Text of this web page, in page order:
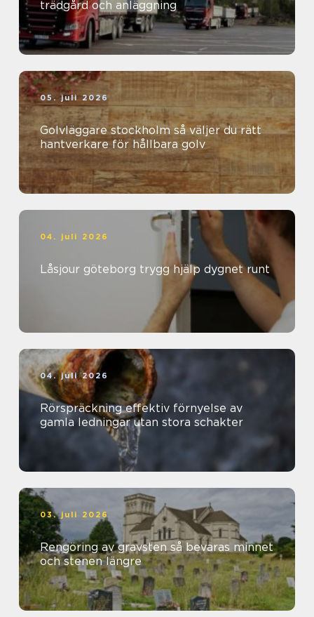
trädgård och anläggning
05. juli 2026
Golvläggare stockholm så väljer du rätt
hantverkare för hållbara golv
04. juli 2026
Låsjour göteborg trygg hjälp dygnet runt
04. juli 2026
Rörspräckning effektiv förnyelse av
gamla ledningar utan stora schakter
03. juli 2026
Rengöring av gravsten så bevaras minnet
och stenen längre